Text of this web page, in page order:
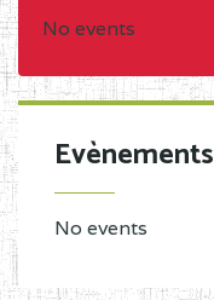
No events
Evènements
No events